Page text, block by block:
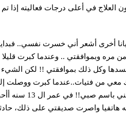
العلاج في أعلى درجات فعاليته إذا
وبموافقتي .. وعندما كبرت قليلا
وكل ذلك بموافقتي !! لكن الشيء
معي من فتيات..عندما كبرت ووصلت إلى
ماكنت ألعب مع أخواني،،
واصرت صديقتي على ذلك،